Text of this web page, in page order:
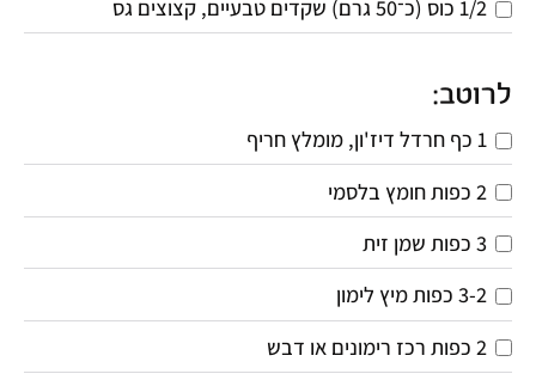
1/2 כוס (כ־50 גרם) שקדים טבעיים, קצוצים גס
לרוטב:
1 כף חרדל דיז'ון, מומלץ חריף
2 כפות חומץ בלסמי
3 כפות שמן זית
3-2 כפות מיץ לימון
2 כפות רכז רימונים או דבש